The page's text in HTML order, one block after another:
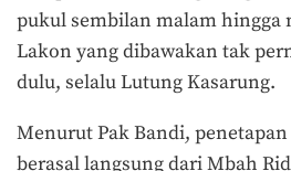
pukul sembilan malam hingga
Lakon yang dibawakan tak
dulu, selalu Lutung Kasarung.
Menurut Pak Bandi,
berasal langsung dari Mbah